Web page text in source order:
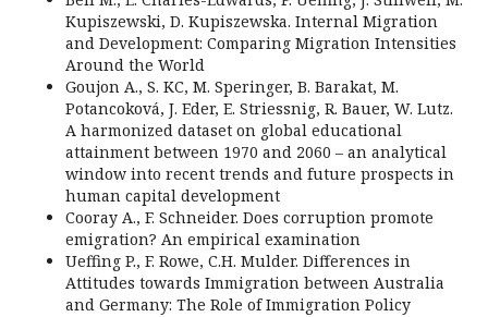
Kupiszewski, D. Kupiszewska. Internal Migration
and Development: Comparing Migration Intensities
Around the World
Goujon A., S. KC, M. Speringer, B. Barakat, M.
Potancoková, J. Eder, E. Striessnig, R. Bauer, W. Lutz.
A harmonized dataset on global educational
attainment between 1970 and 2060 – an analytical
window into recent trends and future prospects in
human capital development
Cooray A., F. Schneider. Does corruption promote
emigration? An empirical examination
Ueffing P., F. Rowe, C.H. Mulder. Differences in
Attitudes towards Immigration between Australia
and Germany: The Role of Immigration Policy